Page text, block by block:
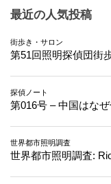
最近の人気投稿
街歩き・サロン
第51回照明探偵団街
探偵ノート
第016号 – 中国はな
世界都市照明調査
世界都市照明調査: